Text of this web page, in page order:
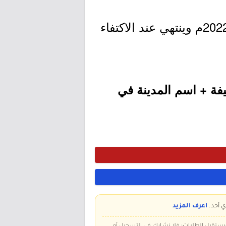
- التقديم مُتاح الآن بدأ اليوم الإثنين بتاريخ 1444/03/21هـ الموافق 2022/10/17م وينتهي عند الاكتفاء
+ اسم المدينة في
أحد. اعرف المزيد